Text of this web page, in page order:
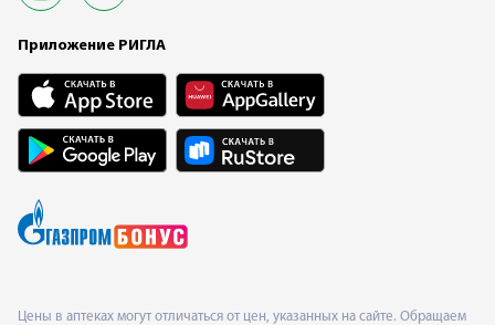
Приложение РИГЛА
Цены в аптеках могут отличаться от цен, указанных на сайте. Обращаем